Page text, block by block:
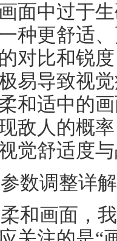
面中过于
种更舒适
对比和锐
易导致视
和适中的
敌人的概
觉舒适度
数调整详解
和画面，